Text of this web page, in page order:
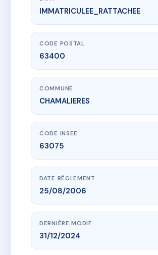
www.vme.plus/AC6406565
VILLA DES BEAUMES
1 r des beaumes63400 CHAMALIERES
IMMATRICULEE_RATTACHEE
CODE POSTAL
63400
COMMUNE
CHAMALIERES
CODE INSEE
63075
DATE RÈGLEMENT
25/08/2006
DERNIÈRE MODIF.
31/12/2024